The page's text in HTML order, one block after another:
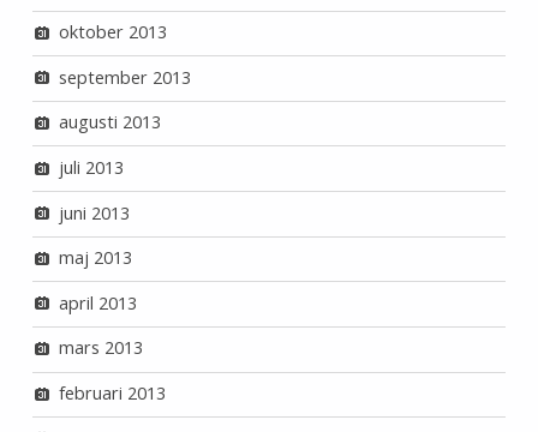
oktober 2013
september 2013
augusti 2013
juli 2013
juni 2013
maj 2013
april 2013
mars 2013
februari 2013